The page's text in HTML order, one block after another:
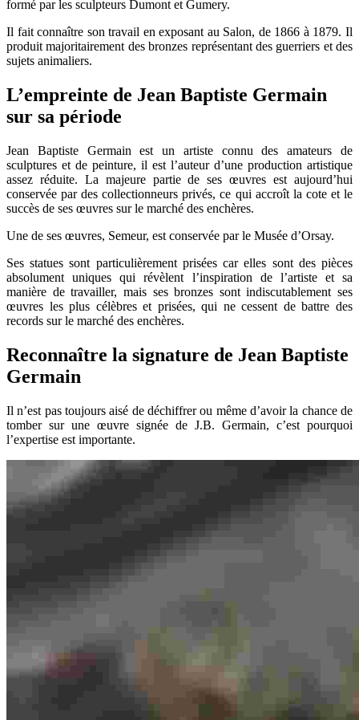
formé par les sculpteurs Dumont et Gumery.
Il fait connaître son travail en exposant au Salon, de 1866 à 1879. Il
produit majoritairement des bronzes représentant des guerriers et des
sujets animaliers.
L’empreinte de Jean Baptiste Germain
sur sa période
Jean Baptiste Germain est un artiste connu des amateurs de
sculptures et de peinture, il est l’auteur d’une production artistique
assez réduite. La majeure partie de ses œuvres est aujourd’hui
conservée par des collectionneurs privés, ce qui accroît la cote et le
succès de ses œuvres sur le marché des enchères.
Une de ses œuvres, Semeur, est conservée par le Musée d’Orsay.
Ses statues sont particulièrement prisées car elles sont des pièces
absolument uniques qui révèlent l’inspiration de l’artiste et sa
manière de travailler, mais ses bronzes sont indiscutablement ses
œuvres les plus célèbres et prisées, qui ne cessent de battre des
records sur le marché des enchères.
Reconnaître la signature de Jean Baptiste
Germain
Il n’est pas toujours aisé de déchiffrer ou même d’avoir la chance de
tomber sur une œuvre signée de J.B. Germain, c’est pourquoi
l’expertise est importante.